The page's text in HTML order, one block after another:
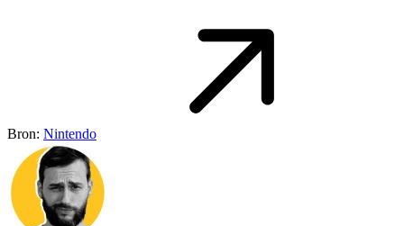
Bron: Nintendo